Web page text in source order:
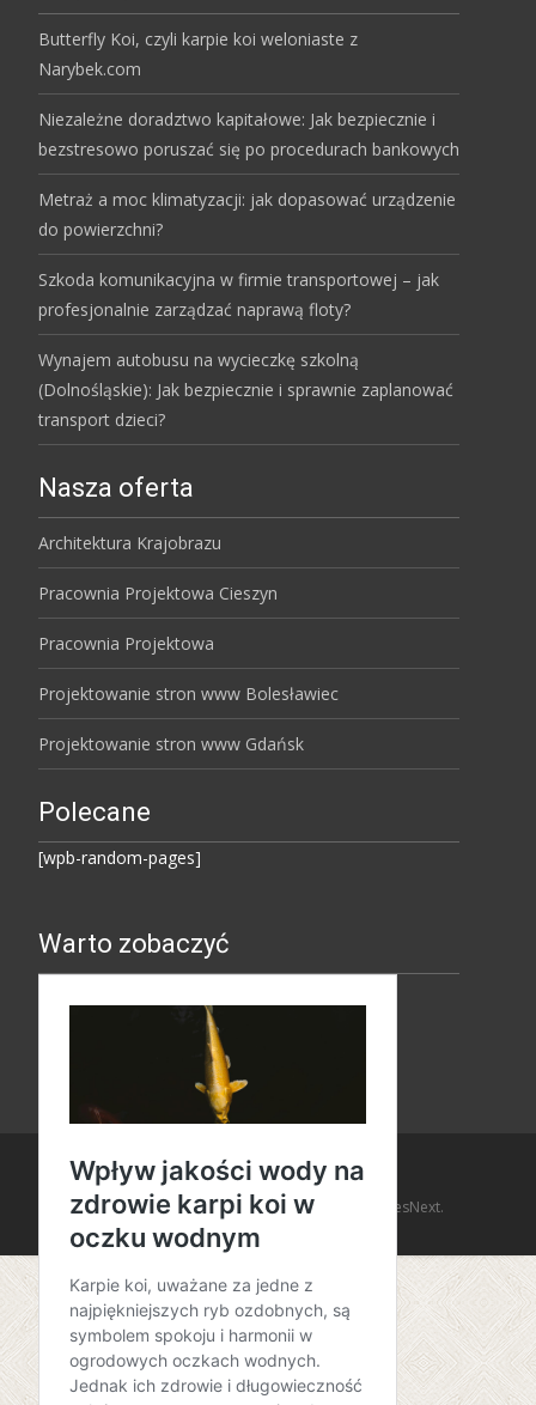
Butterfly Koi, czyli karpie koi weloniaste z
Narybek.com
Niezależne doradztwo kapitałowe: Jak bezpiecznie i
bezstresowo poruszać się po procedurach bankowych
Metraż a moc klimatyzacji: jak dopasować urządzenie
do powierzchni?
Szkoda komunikacyjna w firmie transportowej – jak
profesjonalnie zarządzać naprawą floty?
Wynajem autobusu na wycieczkę szkolną
(Dolnośląskie): Jak bezpiecznie i sprawnie zaplanować
transport dzieci?
Nasza oferta
Architektura Krajobrazu
Pracownia Projektowa Cieszyn
Pracownia Projektowa
Projektowanie stron www Bolesławiec
Projektowanie stron www Gdańsk
Polecane
[wpb-random-pages]
Warto zobaczyć
Copyright © Amaro Design
Powered by WordPress, Themei-design by TemplatesNext.